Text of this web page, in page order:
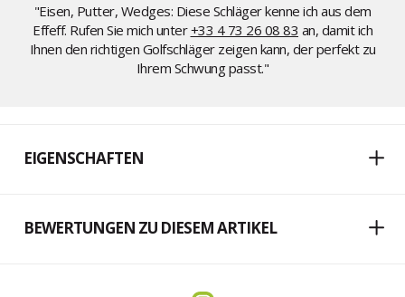
"Eisen, Putter, Wedges: Diese Schläger kenne ich aus dem
Effeff. Rufen Sie mich unter+33 4 73 26 08 83 an, damit ich
Ihnen den richtigen Golfschläger zeigen kann, der perfekt zu
Ihrem Schwung passt."
EIGENSCHAFTEN
BEWERTUNGEN ZU DIESEM ARTIKEL